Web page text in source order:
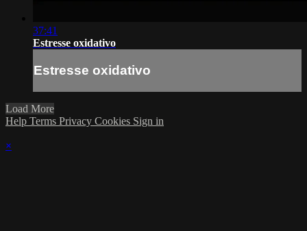
37:41
Estresse oxidativo
Estresse oxidativo
Load More
Help Terms Privacy Cookies Sign in
×